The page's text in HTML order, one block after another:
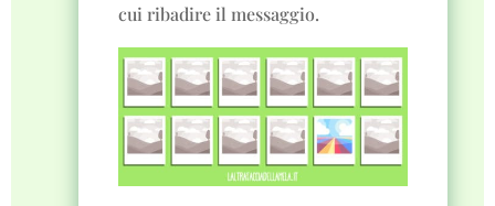
cui ribadire il messaggio.